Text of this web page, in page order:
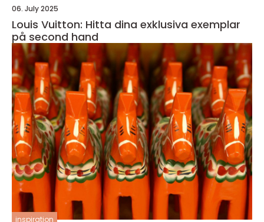
06. July 2025
Louis Vuitton: Hitta dina exklusiva exemplar
på second hand
inspiration